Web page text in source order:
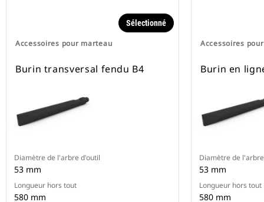
Accessoires pour marteau
Sélectionné
Burin transversal fendu B4
Diamètre de l'arbre d'outil
53 mm
Longueur hors tout
580 mm
Accessoires
Burin en
Diamètre de
53 mm
Longueur hors tout
580 mm